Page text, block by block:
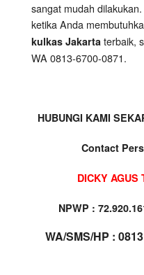
sangat mudah
ketika Anda
kulkas Jakarta terbaik,
WA 0813-6700-0871.
HUBUNGI KAMI
Contact
DICKY AGUS
NPWP :
WA/SMS/HP :